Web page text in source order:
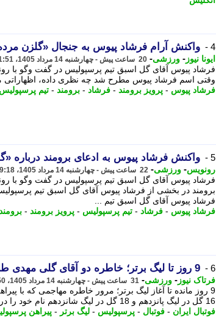
4 - واکنش آرام فرشاد پیوس به جنجال «گلزن مرده
ایونا نیوز - ورزشی- 20 ساعت پیش - چهارشنبه 14 مرداد 1405، 11:51
فرشاد پیوس آقای گل اسبق تیم پرسپولیس در گفت وگو با
وقتی اسم فرشاد پیوس مطرح شد چه نظری داده، اظهاراتی
فرشاد پیوس - پرویز برومند - فرشاد - برومند - تیم پرسپولیس
5 - واکنش فرشاد پیوس به ادعای برومند درباره
رونویس- ورزشی- 22 ساعت پیش - چهارشنبه 14 مرداد 1405، 09:18
فرشاد پیوس آقای گل اسبق تیم پرسپولیس در گفت وگو با
برومند در بخشی از فرشاد پیوس آقای گل اسبق تیم
فرشاد پیوس آقای گل اسبق تیم ...
فرشاد پیوس - فرشاد - تیم پرسپولیس - پرویز برومند -
6 - 9 روز تا لیگ برتر؛ خاطره دو آقای گلی مهدی طارمی با پرسپولیس
فرتاک نیوز - ورزشی- 31 ساعت پیش - چهارشنبه 14 مرداد 1405، 00:50
9 روز مانده تا آغاز لیگ برتر؛ مرور خاطره مهاجمی که با
16 گل در لیگ پانزدهم و 18 گل در لیگ شانزدهم نام خود را در تاریخ فوتبال ...
فوتبال ایران - فوتبال - پرسپولیس - لیگ برتر - پیراهن